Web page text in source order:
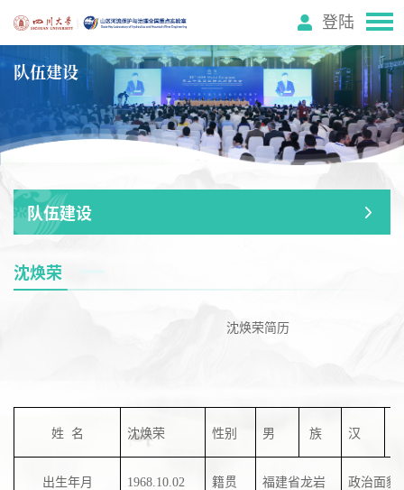
登陆
队伍建设
队伍建设
沈焕荣
沈焕荣简历
姓 名 沈焕荣 性别 男 族 汉
出生年月 1968.10.02 籍贯 福建省龙岩 政治面貌